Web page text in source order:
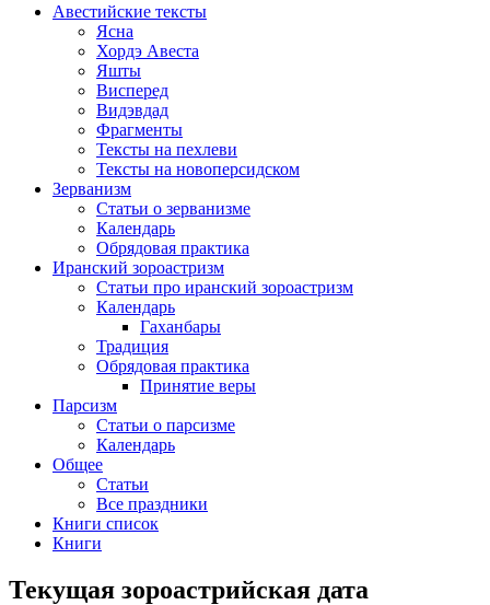
Авестийские тексты
Ясна
Хордэ Авеста
Яшты
Висперед
Видэвдад
Фрагменты
Тексты на пехлеви
Тексты на новоперсидском
Зерванизм
Статьи о зерванизме
Календарь
Обрядовая практика
Иранский зороастризм
Статьи про иранский зороастризм
Календарь
Гаханбары
Традиция
Обрядовая практика
Принятие веры
Парсизм
Статьи о парсизме
Календарь
Общее
Статьи
Все праздники
Книги список
Книги
Текущая зороастрийская дата